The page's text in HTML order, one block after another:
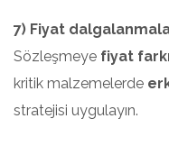
7) Fiyat
Sözleşmeye fiyat
kritik malzemelerde
stratejisi uygulayın.